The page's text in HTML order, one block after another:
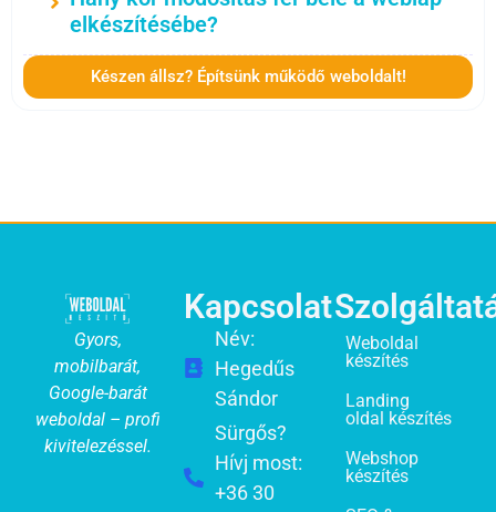
elkészítésébe?
Készen állsz? Építsünk működő weboldalt!
Gyors,
mobilbarát,
Google-barát
weboldal – profi
kivitelezéssel.
Kapcsolat
Név:
Hegedűs
Sándor
Sürgős?
Hívj most:
+36 30
Weboldal
készítés
Landing
oldal készítés
Webshop
készítés